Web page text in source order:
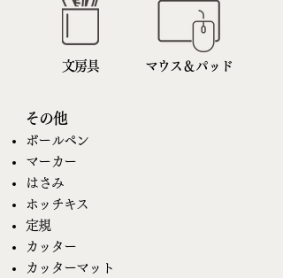
文房具 マウス＆パッド
その他
ボールペン
マーカー
​はさみ
ホッチキス
定規
カッター
カッターマット